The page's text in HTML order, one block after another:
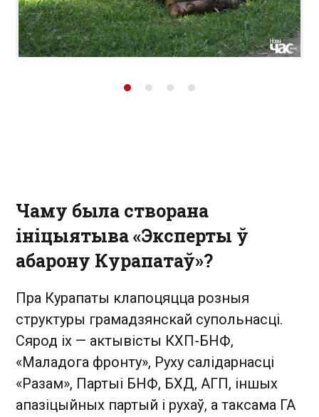
Чаму была створана
ініцыятыва «Эксперты ў
абарону Курапатаў»?
Пра Курапаты клапоцяцца розныя
структуры грамадзянскай супольнасці.
Сярод іх — актывісты КХП-БНФ,
«Маладога фронту», Руху салідарнасці
«Разам», Партыі БНФ, БХД, АГП, іншых
апазіцыйных партый і рухаў, а таксама ГА